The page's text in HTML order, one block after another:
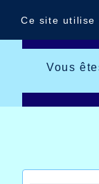
Vous
Ce site utilise